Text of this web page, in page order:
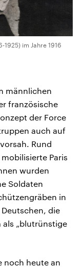
1925) im Jahre 1916
männlichen
französische
der Force
auch auf
Rund
Paris
wurden
Soldaten
in
die
als „blutrünstige
noch heute an